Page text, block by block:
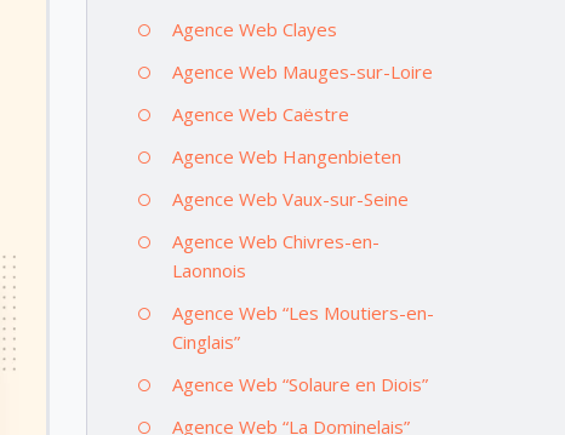
Agence Web Clayes
Agence Web Mauges-sur-Loire
Agence Web Caëstre
Agence Web Hangenbieten
Agence Web Vaux-sur-Seine
Agence Web Chivres-en-
Laonnois
Agence Web “Les Moutiers-en-
Cinglais”
Agence Web “Solaure en Diois”
Agence Web “La Dominelais”